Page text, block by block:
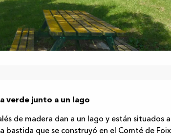
verde junto a un lago
de madera dan a un lago y están
bastida que se construyó en el Comté de